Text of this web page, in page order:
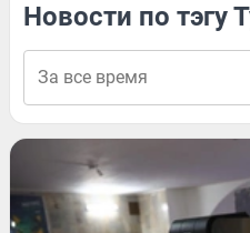
Новости по тэгу